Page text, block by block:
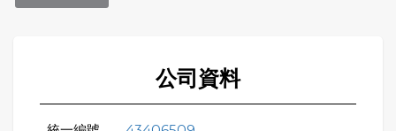
公司資料